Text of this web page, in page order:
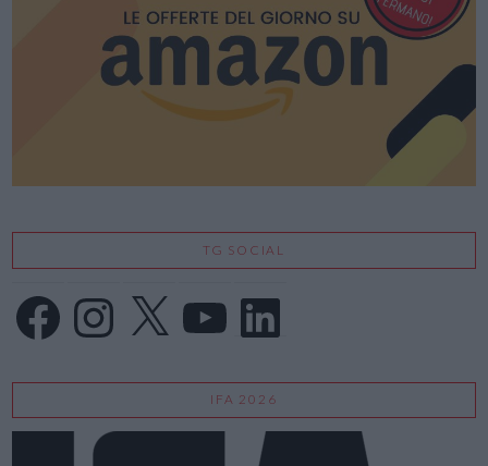
TG SOCIAL
FacebookInstagram
X LinkedIn
IFA 2026